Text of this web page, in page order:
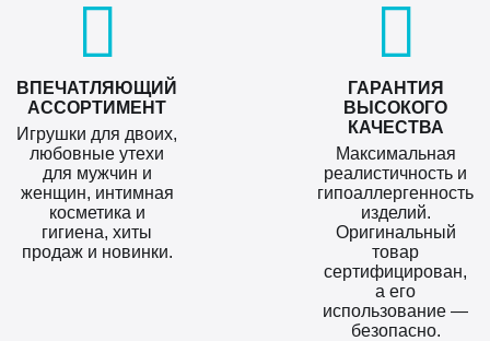
ВПЕЧАТЛЯЮЩИЙ
АССОРТИМЕНТ
Игрушки для двоих,
любовные утехи
для мужчин и
женщин, интимная
косметика и
гигиена, хиты
продаж и новинки.
ГАРАНТИЯ
ВЫСОКОГО
КАЧЕСТВА
Максимальная
реалистичность и
гипоаллергенность
изделий.
Оригинальный
товар
сертифицирован,
а его
использование —
безопасно.